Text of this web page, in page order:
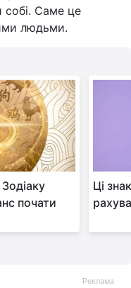
собі. Саме це
людьми.
почати
Ці
Реклама